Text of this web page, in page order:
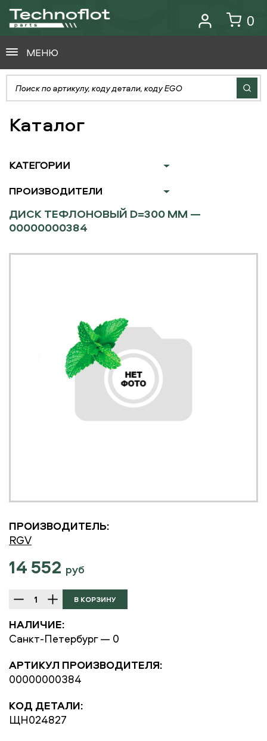
0
МЕНЮ
Каталог
КАТЕГОРИИ
ПРОИЗВОДИТЕЛИ
ДИСК ТЕФЛОНОВЫЙ D=300 ММ —
00000000384
ПРОИЗВОДИТЕЛЬ:
RGV
14 552 руб
НАЛИЧИЕ:
Санкт-Петербург — 0
АРТИКУЛ ПРОИЗВОДИТЕЛЯ:
00000000384
КОД ДЕТАЛИ:
ЩН024827